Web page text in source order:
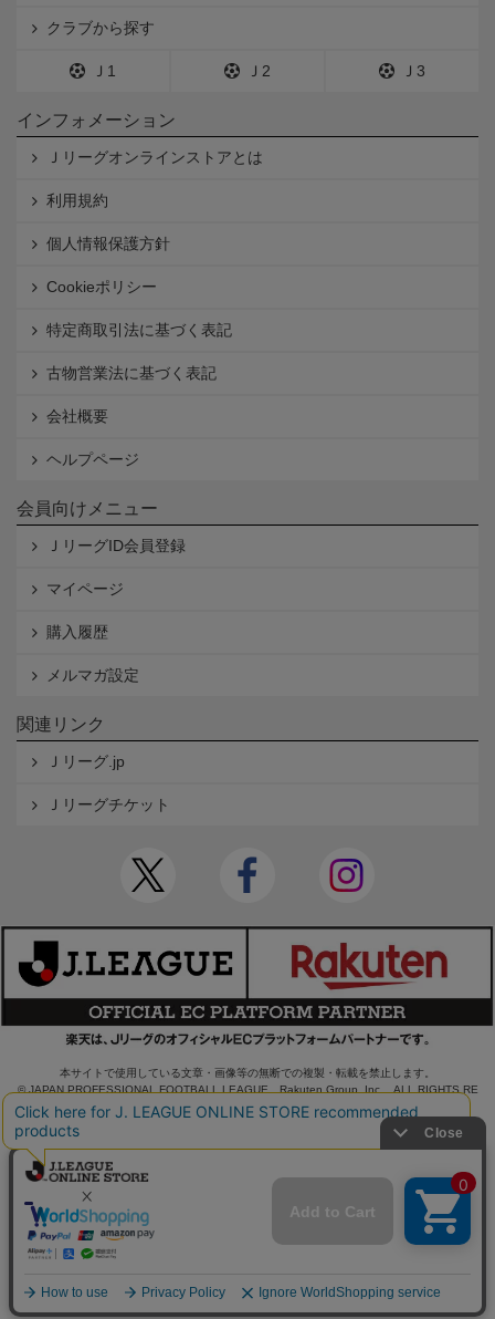
クラブから探す
Ｊ1 Ｊ2 Ｊ3
インフォメーション
Ｊリーグオンラインストアとは
利用規約
個人情報保護方針
Cookieポリシー
特定商取引法に基づく表記
古物営業法に基づく表記
会社概要
ヘルプページ
会員向けメニュー
ＪリーグID会員登録
マイページ
購入履歴
メルマガ設定
関連リンク
Ｊリーグ.jp
Ｊリーグチケット
本サイトで使用している文章・画像等の無断での複製・転載を禁止します。
© JAPAN PROFESSIONAL FOOTBALL LEAGUE Rakuten Group, Inc. ALL RIGHTS RE
SERVED.